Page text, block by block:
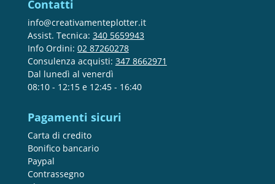
Contatti
info@creativamenteplotter.it
Assist. Tecnica: 340 5659943
Info Ordini: 02 87260278
Consulenza acquisti: 347 8662971
Dal lunedì al venerdì
08:10 - 12:15 e 12:45 - 16:40
Pagamenti sicuri
Carta di credito
Bonifico bancario
Paypal
Contrassegno